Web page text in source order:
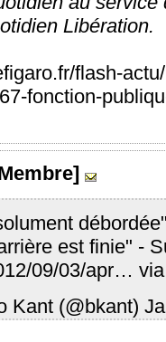
Libération.
flash-
fonction-
est finie" -
09/03/apr…
Kant (@bkant)